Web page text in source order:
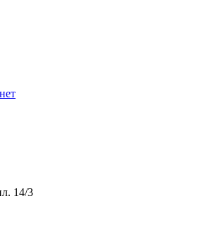
14/3